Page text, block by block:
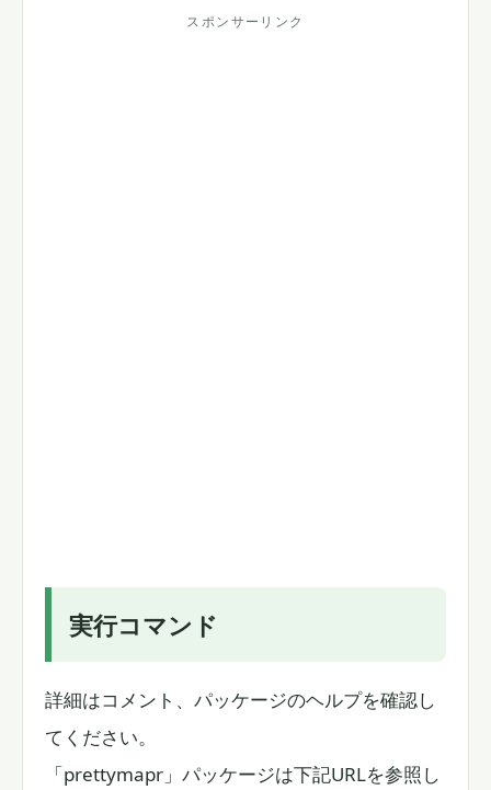
スポンサーリンク
実行コマンド
詳細はコメント、パッケージのヘルプを確認し
てください。
「prettymapr」パッケージは下記URLを参照し